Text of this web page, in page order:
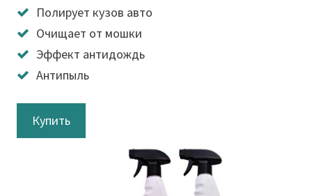
Полирует кузов авто
Очищает от мошки
Эффект антидождь
Антипыль
Купить